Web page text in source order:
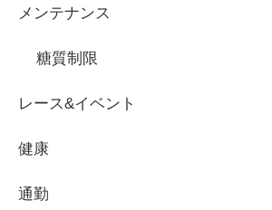
メンテナンス
糖質制限
レース&イベント
健康
通勤